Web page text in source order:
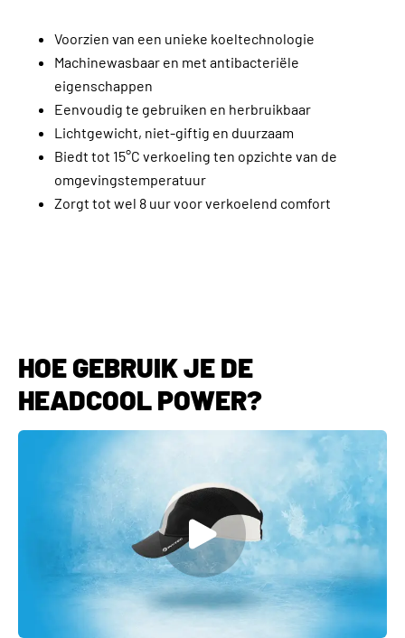
Voorzien van een unieke koeltechnologie
Machinewasbaar en met antibacteriële
eigenschappen
Eenvoudig te gebruiken en herbruikbaar
Lichtgewicht, niet-giftig en duurzaam
Biedt tot 15°C verkoeling ten opzichte van de
omgevingstemperatuur
Zorgt tot wel 8 uur voor verkoelend comfort
HOE GEBRUIK JE DE
HEADCOOL POWER?